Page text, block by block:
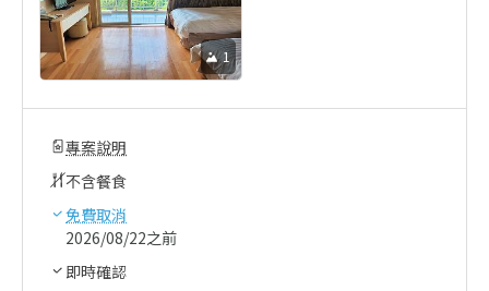
1
專案說明
不含餐食
免費取消
2026/08/22之前
即時確認